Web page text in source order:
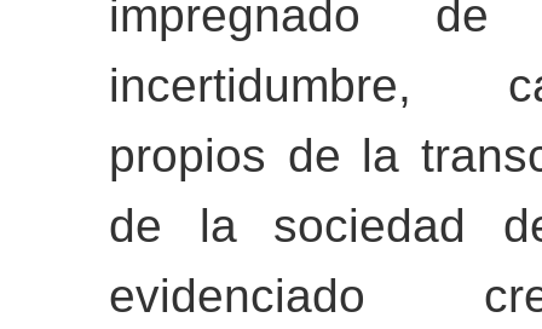
impregnado de
incertidumbre,
propios de la
de la sociedad
evidenciado